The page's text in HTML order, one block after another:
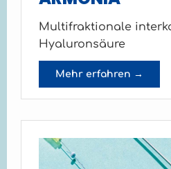
Multifraktionale
Hyaluronsäure
Mehr erfahren →